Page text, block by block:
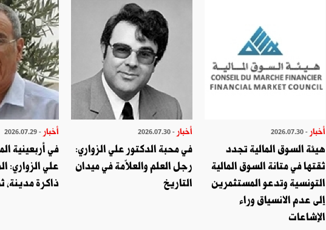
أخبار - 2026.07.30
هيئة السوق المالية تجدد
ثقتها في متانة السوق المالية
التونسية وتدعو المستثمرين
إلى عدم الانسياق وراء
الإشاعات
أخبار - 2026.07.30
في محبة الدكتور علي الزواري:
رجل العلم والعلاّمة في ميدان
التاريخ
أخبار - 2026.07.29
في أربعينية
علي الزواري:
ذاكرة مدينة،